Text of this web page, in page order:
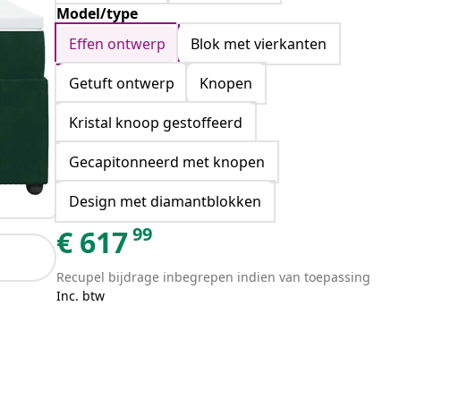
Model/type
Effen ontwerp
Blok met vierkanten
Getuft ontwerp
Knopen
Kristal knoop gestoffeerd
Gecapitonneerd met knopen
Design met diamantblokken
€ 61799
Recupel bijdrage inbegrepen indien van toepassing
Inc. btw